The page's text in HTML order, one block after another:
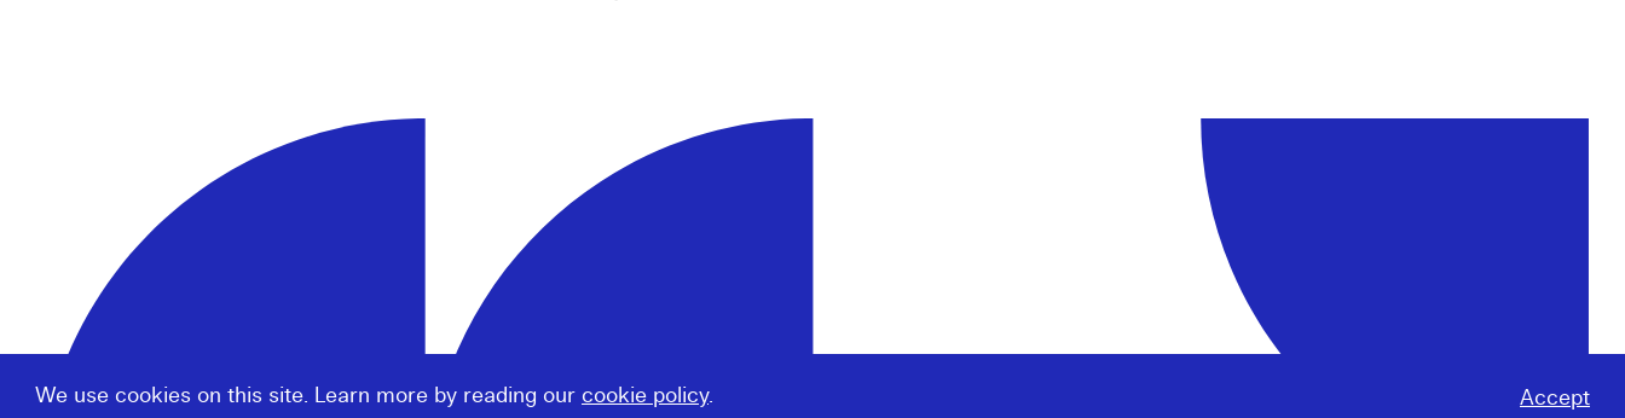
We use cookies on this site. Learn more by reading our cookie policy. Accept